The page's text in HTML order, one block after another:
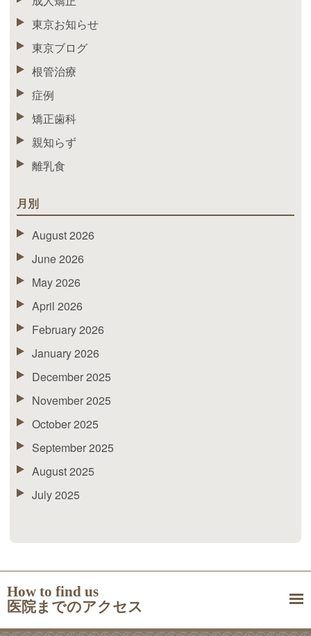
東京お知らせ
東京ブログ
根管治療
症例
矯正歯科
親知らず
離乳食
月別
August 2026
June 2026
May 2026
April 2026
February 2026
January 2026
December 2025
November 2025
October 2025
September 2025
August 2025
July 2025
How to find us
医院までのアクセス